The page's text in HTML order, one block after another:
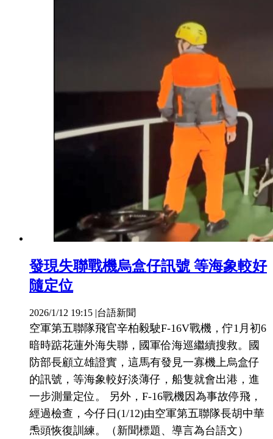
發現失聯戰機烏盒仔訊號 等海象較好
隨定位
2026/1/12 19:15 |台語新聞
空軍第五聯隊飛官辛柏毅駛F-16V戰機，佇1月初6
暗時踮花蓮外海失聯，國軍佮海巡繼續搜救。國
防部長顧立雄證實，這馬有發見一寡機上烏盒仔
的訊號，等海象較好淡薄仔，船隻就會出港，進
一步測量定位。 另外，F-16戰機因為事故停飛，
經過檢查，今仔日(1/12)由空軍第五聯隊長胡中華
𤆬頭恢復訓練。（新聞標題、導言為台語文）